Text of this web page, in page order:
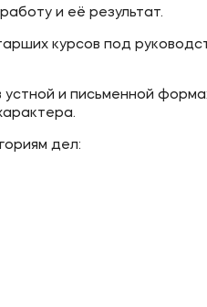
и её результат.
курсов под
и письменной
дел: